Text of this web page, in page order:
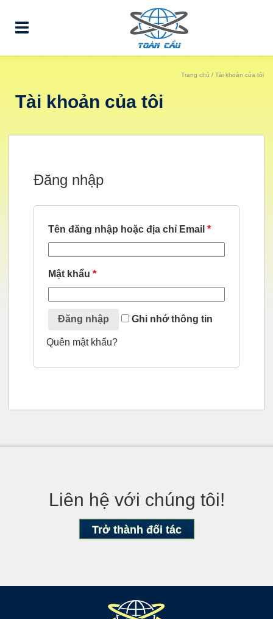
Trang chủ / Tài khoản của tôi
Tài khoản của tôi
Đăng nhập
Tên đăng nhập hoặc địa chỉ Email *
Mật khẩu *
Ghi nhớ thông tin
Quên mật khẩu?
Liên hệ với chúng tôi!
Trở thành đối tác